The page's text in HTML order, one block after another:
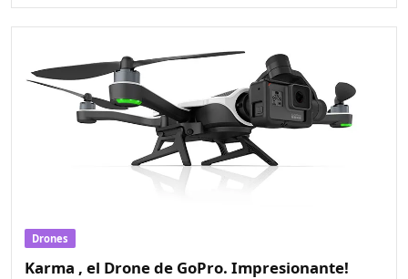
Drones
Karma , el Drone de GoPro. Impresionante!